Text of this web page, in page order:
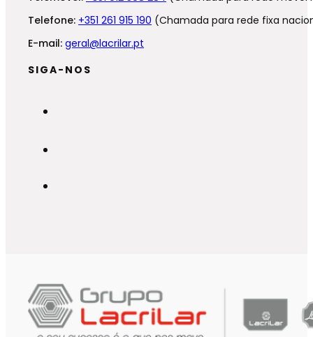
Telefone: +351 261 915 190 (Chamada para rede fixa
E-mail: geral@lacrilar.pt
SIGA-NOS